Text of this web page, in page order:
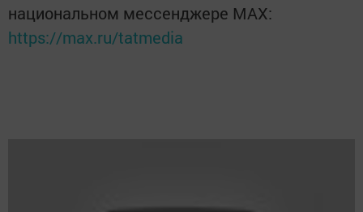
национальном мессенджере MАХ:
https://max.ru/tatmedia